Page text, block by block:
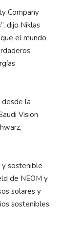
Company
dijo Niklas
el mundo
la
Vision
y sostenible
de NEOM y
solares y
sostenibles